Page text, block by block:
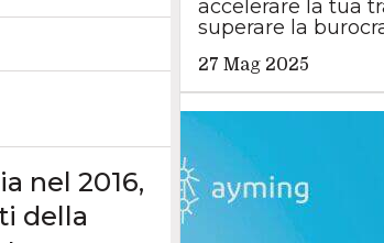
nel 2016,
della
accelerare la tua
superare la
27 Mag 2025